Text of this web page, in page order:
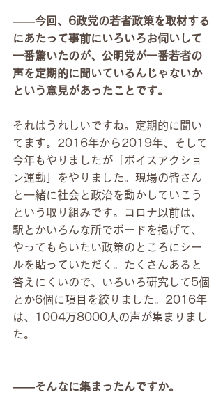
――今回、6政党の若者政策を取材する
にあたって事前にいろいろお伺いして
一番驚いたのが、公明党が一番若者の
声を定期的に聞いているんじゃないか
という意見があったことです。
それはうれしいですね。定期的に聞い
てます。2016年から2019年、そして
今年もやりましたが「ボイスアクショ
ン運動」をやりました。現場の皆さん
と一緒に社会と政治を動かしていこう
という取り組みです。コロナ以前は、
駅とかいろんな所でボードを掲げて、
やってもらいたい政策のところにシー
ルを貼っていただく。たくさんあると
答えにくいので、いろいろ研究して5個
とか6個に項目を絞りました。2016年
は、1004万8000人の声が集まりまし
た。
――そんなに集まったんですか。